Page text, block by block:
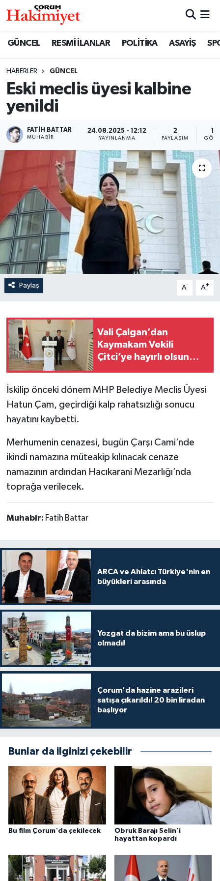
GÜNCEL RESMİ İLANLAR POLİTİKA ASAYİŞ
HABERLER GÜNCEL
Eski meclis üyesi kalbine
yenildi
FATIH BATTAR
MUHABIR
24.08.2025 - 12:12
YAYINLANMA
2
PAYLAŞIM
Paylaş A- A+
Vali Çalgan’dan
Kaymakam Vekili
Çitci’ye hayırlı olsun
İskilip önceki dönem MHP Belediye Meclis Üyesi
Hatun Çam, geçirdiği kalp rahatsızlığı sonucu
hayatını kaybetti.
Merhumenin cenazesi, bugün Çarşı Cami’nde
ikindi namazına müteakip kılınacak cenaze
namazının ardından Hacıkarani Mezarlığı’nda
toprağa verilecek.
Muhabir: Fatih Battar
ARCA ve Ahlatcı Türkiye'nin en
büyükleri arasında
Yozgat da bizim ama bu üslup
olmadı!
Çorum'da hazine arazileri
satışa çıkarıldı! 20 bin liradan
başlıyor
Bunlar da ilginizi çekebilir
Bu film Çorum'da çekilecek
Obruk Barajı Selin'i
hayattan kopardı
SAĞLIK
ASAYİŞ
EKONOMİ
GÜNCEL
AKTÜEL
EĞİTİM
İLÇELER
OTOPARK
TEKNOLOJİ
Nöbetçi Eczaneler
Çorum Namaz Vakitleri
Trafik Durumu
Süper Lig Puan Durumu ve Fikstür
Tüm Manşetler
Son Dakika Haberleri
Haber Arşivi